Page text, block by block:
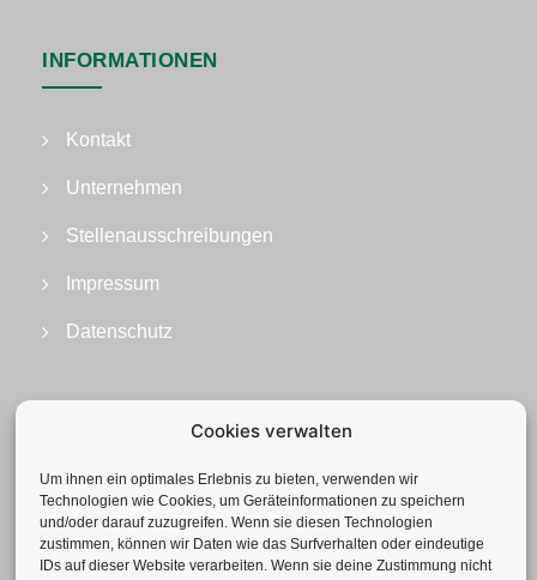
Cookies verwalten
Um ihnen ein optimales Erlebnis zu bieten, verwenden wir
Technologien wie Cookies, um Geräteinformationen zu speichern
und/oder darauf zuzugreifen. Wenn sie diesen Technologien
zustimmen, können wir Daten wie das Surfverhalten oder eindeutige
IDs auf dieser Website verarbeiten. Wenn sie deine Zustimmung nicht
INFORMATIONEN
Kontakt
Unternehmen
Stellenausschreibungen
Impressum
Datenschutz